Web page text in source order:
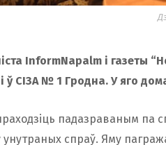
InformNapalm і газеты
ў СІЗА № 1 Гродна. У яго
падазраваным па
унутраных спраў. Яму